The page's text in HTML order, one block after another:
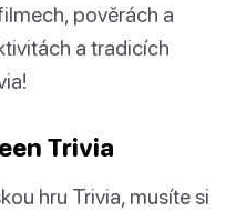
pověrách a
a tradicích
Trivia
hru Trivia, musíte si